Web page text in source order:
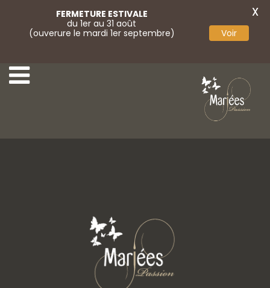
FERMETURE ESTIVALE
du 1er au 31 août
(ouverure le mardi 1er septembre)
Voir
X